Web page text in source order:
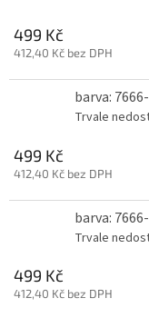
499 Kč
412,40 Kč bez DPH
barva:
Trvale
499 Kč
412,40 Kč bez DPH
barva:
Trvale
499 Kč
412,40 Kč bez DPH